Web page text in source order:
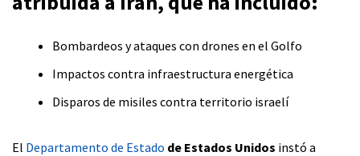
Bombardeos y ataques con drones en el Golfo
Impactos contra infraestructura energética
Disparos de misiles contra territorio israelí
El Departamento de Estado de Estados Unidos instó a